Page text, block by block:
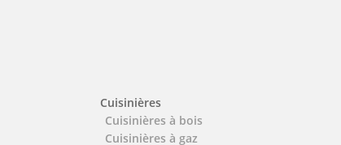
Cuisinières
Cuisinières à bois
Cuisinières à gaz